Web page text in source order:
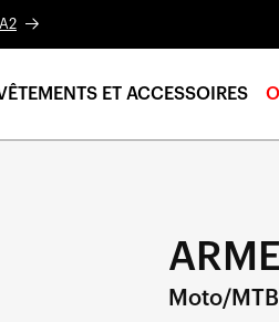
ET ACCESSOIRES
Moto/MTB